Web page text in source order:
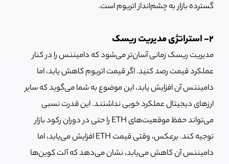
گسترده بازار به چشم‌انداز اتریوم است.
2- استراتژی مدیریت ریسک
مدیریت ریسک زمانی آسان‌تر می‌شود که دامیننس را در کنار
عملکرد قیمت رصد کنید. اگر قیمت اتریوم کاهش یابد، اما
دامیننس آن افزایش یابد، این موضوع به شما می‌گوید که سایر
ارزهای دیجیتال عملکرد خوبی نداشتند. این قدرت نسبی
می‌تواند حفظ موقعیت‌های ETH را حتی در دوران رکود بازار
توجیه کند. برعکس، وقتی قیمت ETH افزایش می‌یابد، اما
دامیننس آن کاهش می‌یابد، نشان می‌دهد که آلت کوین‌ها